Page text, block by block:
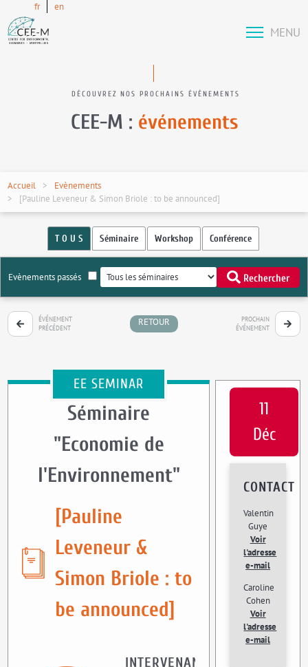
fr en
MENU
DÉCOUVREZ NOS PROCHAINS ÉVÉNEMENTS
CEE-M : événements
Accueil
Evènements
[Pauline Leveneur & Simon Briole : to be announced]
T O U S Séminaire Workshop Conférence
Evènements passés Rechercher
ÉVÉNEMENT
PRÉCÉDENT
RETOUR
PROCHAIN
ÉVÉNEMENT
EE SEMINAR
Séminaire
"Economie de
l'Environnement"
[Pauline
Leveneur &
Simon Briole : to
be announced]
INTERVENANT
11
Déc
CONTACT
Valentin
Guye
Voir
l'adresse
e-mail
Caroline
Cohen
Voir
l'adresse
e-mail